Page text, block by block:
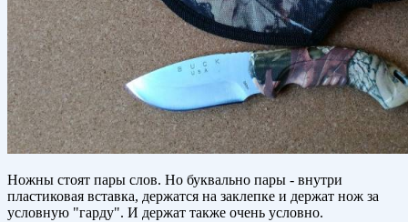
Ножны стоят пары слов. Но буквально пары - внутри
пластиковая вставка, держатся на заклепке и держат нож за
условную "гарду". И держат также очень условно.